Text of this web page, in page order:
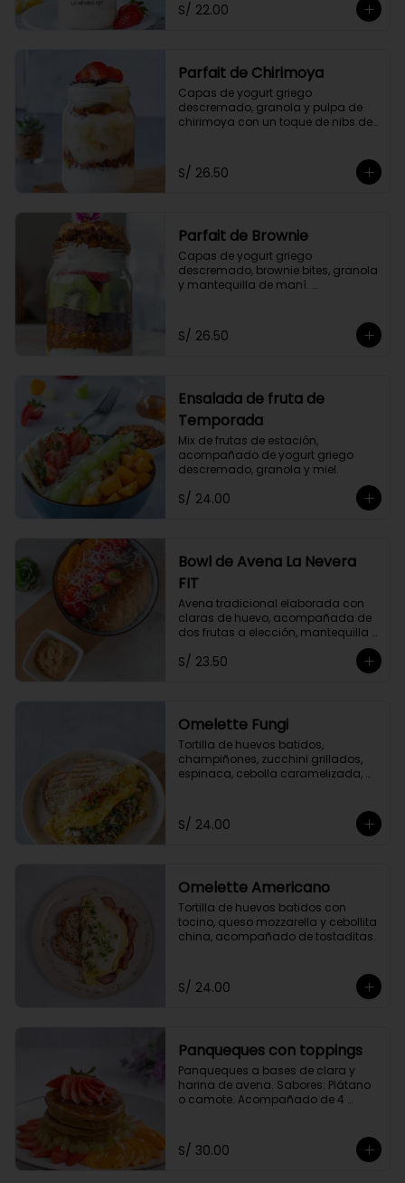
S/ 22.00
Parfait de Chirimoya
Capas de yogurt griego
descremado, granola y pulpa de
chirimoya con un toque de nibs de
S/ 26.50
Parfait de Brownie
Capas de yogurt griego
descremado, brownie bites, granola
y mantequilla de maní.
S/ 26.50
Ensalada de fruta de
Temporada
Mix de frutas de estación,
acompañado de yogurt griego
descremado, granola y miel.
S/ 24.00
Bowl de Avena La Nevera
FIT
Avena tradicional elaborada con
claras de huevo, acompañada de
dos frutas a elección, mantequilla
de maní, coco rallado, semillas de
chia y un toque de canela.
S/ 23.50
Omelette Fungi
Tortilla de huevos batidos,
champiñones, zucchini grillados,
espinaca, cebolla caramelizada,
S/ 24.00
Omelette Americano
Tortilla de huevos batidos con
tocino, queso mozzarella y cebollita
china, acompañado de tostaditas.
S/ 24.00
Panqueques con toppings
Panqueques a bases de clara y
harina de avena. Sabores: Plátano
o camote. Acompañado de 4
S/ 30.00